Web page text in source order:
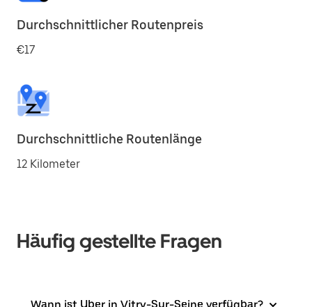
Durchschnittlicher Routenpreis
€17
Durchschnittliche Routenlänge
12 Kilometer
Häufig gestellte Fragen